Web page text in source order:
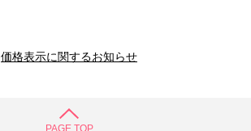
価格表示に関するお知らせ